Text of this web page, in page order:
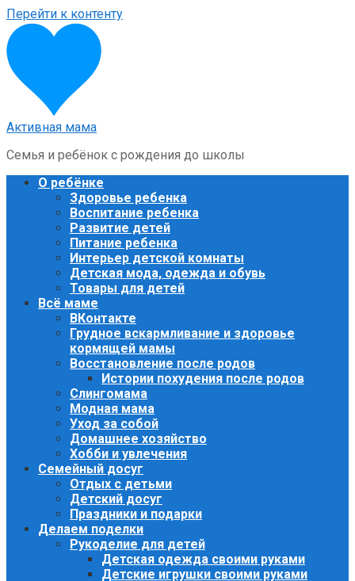
Перейти к контенту
Активная мама
Семья и ребёнок с рождения до школы
О ребёнке
Здоровье ребенка
Воспитание ребенка
Развитие детей
Питание ребенка
Интерьер детской комнаты
Детская мода, одежда и обувь
Товары для детей
Всё маме
ВКонтакте
Грудное вскармливание и здоровье
кормящей мамы
Восстановление после родов
Истории похудения после родов
Слингомама
Модная мама
Уход за собой
Домашнее хозяйство
Хобби и увлечения
Семейный досуг
Отдых с детьми
Детский досуг
Праздники и подарки
Делаем поделки
Рукоделие для детей
Детская одежда своими руками
Детские игрушки своими руками